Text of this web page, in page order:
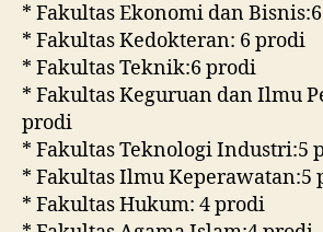
* Fakultas Ekonomi dan
* Fakultas Kedokteran: 6 prodi
* Fakultas Teknik:6 prodi
* Fakultas Keguruan dan Ilmu
prodi
* Fakultas Teknologi Industri:5
* Fakultas Ilmu Keperawatan:5
* Fakultas Hukum: 4 prodi